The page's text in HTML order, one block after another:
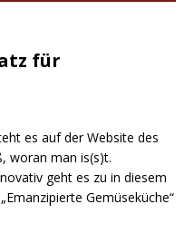
für
es auf der Website des
woran man is(s)t.
geht es zu in diesem
Gemüseküche“